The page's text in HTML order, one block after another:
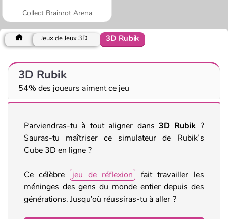
Collect Brainrot Arena
Jeux de Jeux 3D 3D Rubik
3D Rubik
54% des joueurs aiment ce jeu
Parviendras-tu à tout aligner dans 3D Rubik ?
Sauras-tu maîtriser ce simulateur de Rubik’s
Cube 3D en ligne ?
Ce célèbre jeu de réflexion
fait travailler les
méninges des gens du monde entier depuis des
générations. Jusqu’où réussiras-tu à aller ?